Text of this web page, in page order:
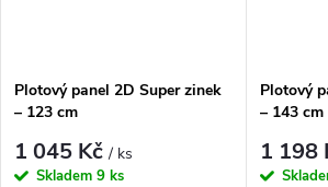
Plotový panel 2D Super zinek
– 123 cm
1 045 Kč/ ks
Skladem 9 ks
Plotový
– 143 cm
1 198